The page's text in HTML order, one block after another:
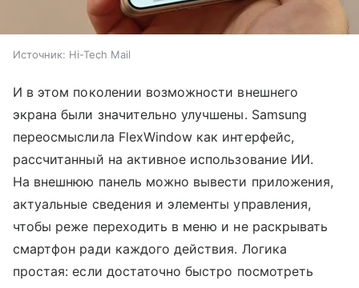
Источник: Hi-Tech Mail
И в этом поколении возможности внешнего
экрана были значительно улучшены. Samsung
переосмыслила FlexWindow как интерфейс,
рассчитанный на активное использование ИИ.
На внешнюю панель можно вывести приложения,
актуальные сведения и элементы управления,
чтобы реже переходить в меню и не раскрывать
смартфон ради каждого действия. Логика
простая: если достаточно быстро посмотреть